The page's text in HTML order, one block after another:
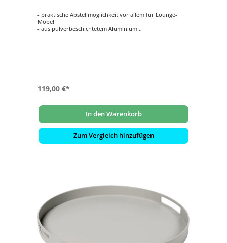
- praktische Abstellmöglichkeit vor allem für Lounge-
Möbel
- aus pulverbeschichtetem Aluminium
119,00 €*
In den Warenkorb
Zum Vergleich hinzufügen